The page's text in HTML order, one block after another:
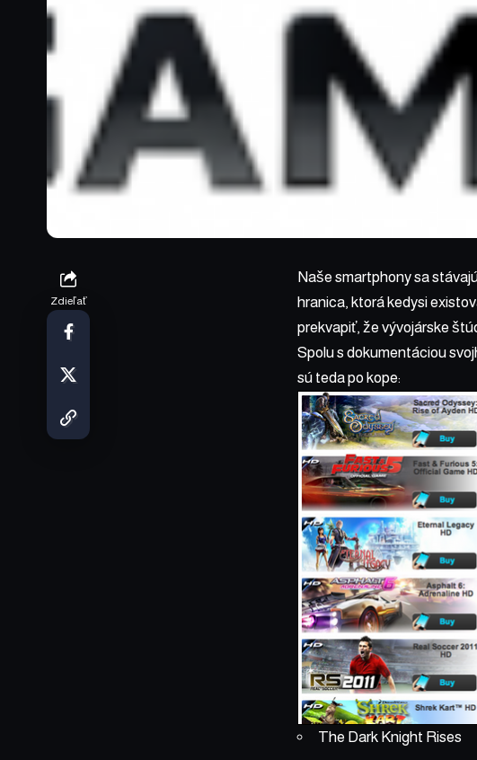
Zdieľať
Naše smartphony sa
hranica, ktorá kedysi
prekvapiť, že vývojárske
Spolu s dokumentáciou
sú teda po kope:
The Dark Knight Rises